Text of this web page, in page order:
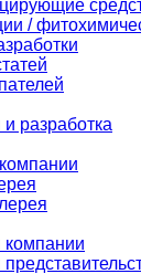
/
разработка
компании